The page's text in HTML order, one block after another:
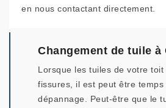
en nous contactant directement.
Changement de tuile à
Lorsque les tuiles de votre
fissures, il est peut être temps
dépannage. Peut-être que le